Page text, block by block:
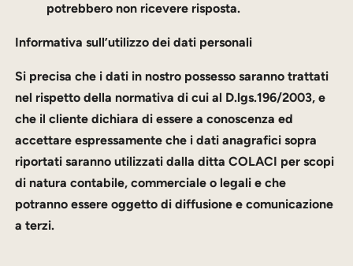
potrebbero non ricevere risposta.
Informativa sull’utilizzo dei dati personali
Si precisa che i dati in nostro possesso saranno trattati
nel rispetto della normativa di cui al D.lgs.196/2003, e
che il cliente dichiara di essere a conoscenza ed
accettare espressamente che i dati anagrafici sopra
riportati saranno utilizzati dalla ditta COLACI per scopi
di natura contabile, commerciale o legali e che
potranno essere oggetto di diffusione e comunicazione
a terzi.